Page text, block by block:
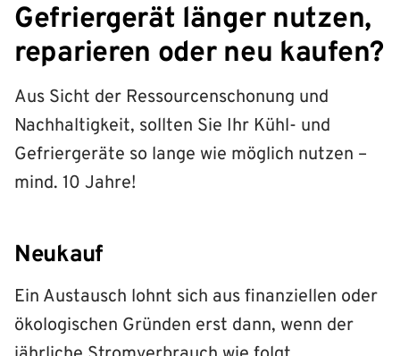
Gefriergerät länger nutzen,
reparieren oder neu kaufen?
Aus Sicht der Ressourcenschonung und
Nachhaltigkeit, sollten Sie Ihr Kühl- und
Gefriergeräte so lange wie möglich nutzen –
mind. 10 Jahre!
Neukauf
Ein Austausch lohnt sich aus finanziellen oder
ökologischen Gründen erst dann, wenn der